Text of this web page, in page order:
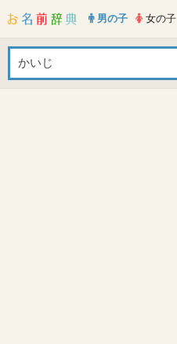
男の子 女の子